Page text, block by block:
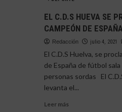
EL C.D.S HUEVA SE
CAMPEÓN DE ESPAÑA
Redacción julio 4, 2021
El C.D.S Huelva, se
de España de fútbol sala
personas sordas El
levanta el...
Leer más